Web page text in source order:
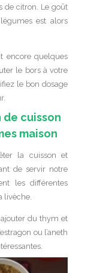
de citron. Le goût
est alors
encore quelques
le bors à votre
le bon dosage
de cuisson
maison
la cuisson et
de servir notre
les différentes
livèche.
du thym et
ou l’aneth